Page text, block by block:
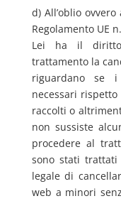
d) All’oblio
Regolamento UE
Lei ha il
trattamento la
riguardano se
necessari
raccolti o
non sussiste
procedere al
sono stati
legale di
web a minori